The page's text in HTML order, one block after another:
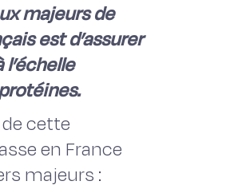
majeurs de
est d’assurer
l’échelle
cette
en France
majeurs :